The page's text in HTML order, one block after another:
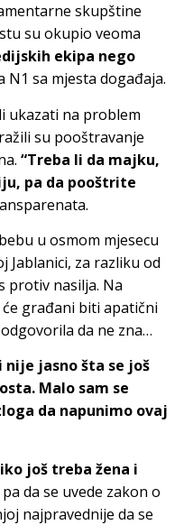
skupštine
su okupio veoma
ekipa nego
N1 sa mjesta događaja.
ukazati na problem
su pooštravanje
“Treba li da majku,
pa da pooštrite
u osmom mjesecu
Jablanici, za razliku od
protiv nasilja. Na
građani biti apatični
da ne zna…
jasno šta se još
Malo sam se
da napunimo ovaj
još treba žena i
pa da se uvede zakon o
najpravednije da se